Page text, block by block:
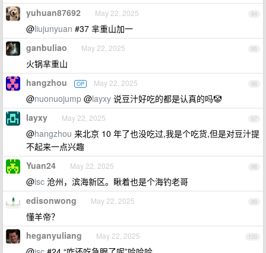
94
yuhuan87692 May 22, 2025
@liujunyuan #37 芈重山加一
95
ganbuliao May 22, 2025
火锅芈重山
96
hangzhou OP May 22, 2025
@nuonuojump @layxy 说豆汁好吃的都是认真的吗🤡
97
layxy May 22, 2025
@hangzhou 来北京 10 年了也没吃过,我是个吃货,但是对豆汁提
不起来一点兴趣
98
Yuan24 May 22, 2025
@isc 沧州，滨海新区。瞅着也是个海钓老哥
99
edisonwong May 22, 2025
懂羊帝？
100
heganyuliang May 22, 2025